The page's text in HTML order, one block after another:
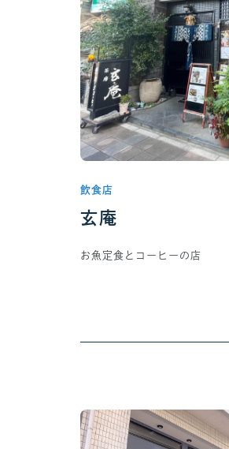
飲食店
玄庵
お魚定食とコーヒーの店